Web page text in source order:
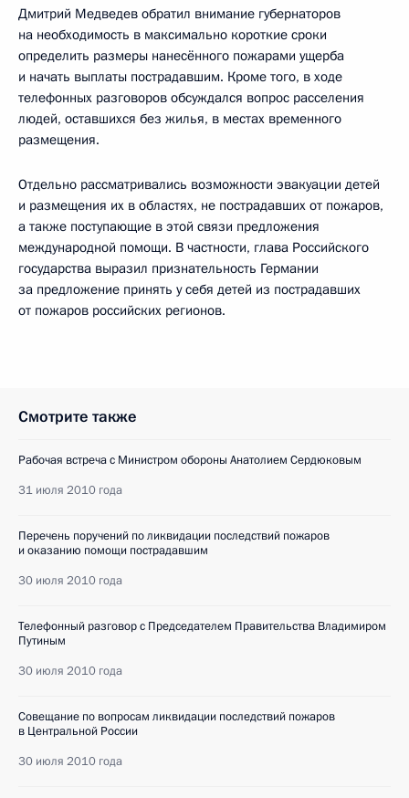
Дмитрий Медведев обратил внимание губернаторов
на необходимость в максимально короткие сроки
определить размеры нанесённого пожарами ущерба
и начать выплаты пострадавшим. Кроме того, в ходе
телефонных разговоров обсуждался вопрос расселения
людей, оставшихся без жилья, в местах временного
размещения.
Отдельно рассматривались возможности эвакуации детей
и размещения их в областях, не пострадавших от пожаров,
а также поступающие в этой связи предложения
международной помощи. В частности, глава Российского
государства выразил признательность Германии
за предложение принять у себя детей из пострадавших
от пожаров российских регионов.
Смотрите также
Рабочая встреча с Министром обороны Анатолием Сердюковым
31 июля 2010 года
Перечень поручений по ликвидации последствий пожаров
и оказанию помощи пострадавшим
30 июля 2010 года
Телефонный разговор с Председателем Правительства Владимиром
Путиным
30 июля 2010 года
Совещание по вопросам ликвидации последствий пожаров
в Центральной России
30 июля 2010 года